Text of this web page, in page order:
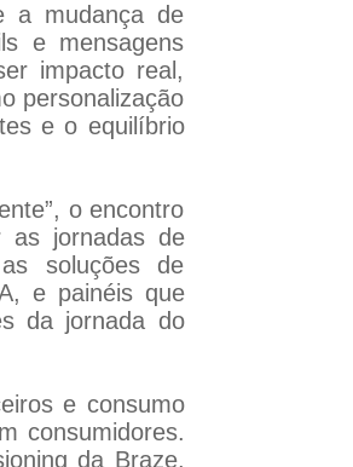
a mudança de
e mensagens
impacto real,
personalização
e o equilíbrio
o encontro
as jornadas de
soluções de
e painéis que
da jornada do
e consumo
consumidores.
da Braze,